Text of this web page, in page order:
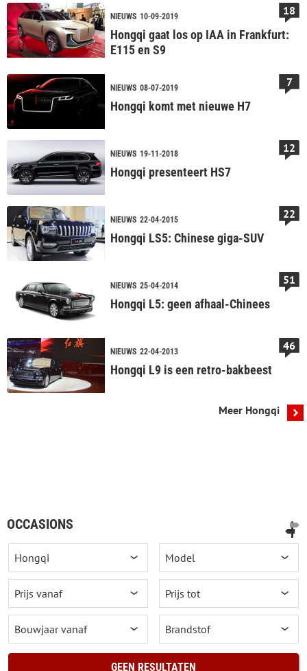
NIEUWS 10-09-2019
Hongqi gaat los op IAA in Frankfurt:
E115 en S9
18
NIEUWS 08-07-2019
Hongqi komt met nieuwe H7
7
NIEUWS 19-11-2018
Hongqi presenteert HS7
12
NIEUWS 22-04-2015
Hongqi LS5: Chinese giga-SUV
22
NIEUWS 25-04-2014
Hongqi L5: geen afhaal-Chinees
51
NIEUWS 22-04-2013
Hongqi L9 is een retro-bakbeest
46
Meer Hongqi
OCCASIONS
GEEN RESULTATEN